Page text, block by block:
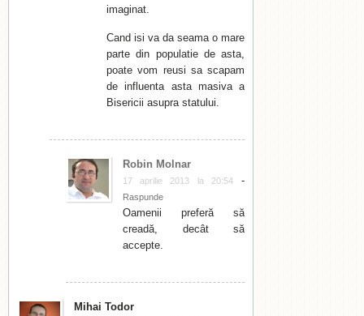
imaginat.
Cand isi va da seama o mare
parte din populatie de asta,
poate vom reusi sa scapam
de influenta asta masiva a
Bisericii asupra statului.
Robin Molnar
17 aprilie 2013 la 20:54-
Raspunde
Oamenii preferă să
creadă, decât să
accepte.
Mihai Todor